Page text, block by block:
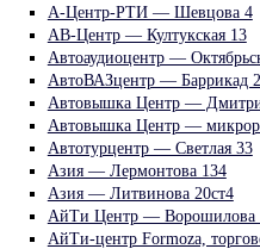
А-Центр-РТИ — Шевцова 4
АВ-Центр — Култукская 13
Автоаудиоцентр —
АвтоВАЗцентр — Баррикад
Автовышка Центр —
Автовышка Центр —
Автотурцентр — Светлая 33
Азия — Лермонтова 134
Азия — Литвинова 20ст4
АйТи Центр — Ворошилова
АйТи-центр Formoza,